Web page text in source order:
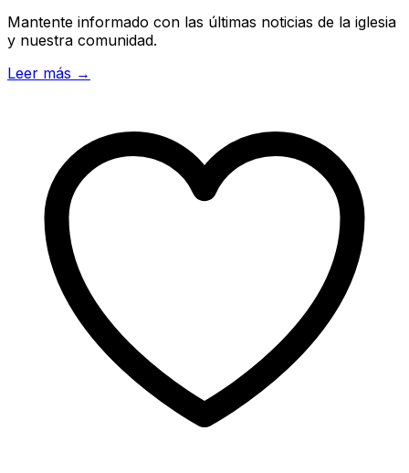
Mantente informado con las últimas noticias de la iglesia
y nuestra comunidad.
Leer más →